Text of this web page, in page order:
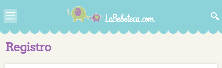
Registro